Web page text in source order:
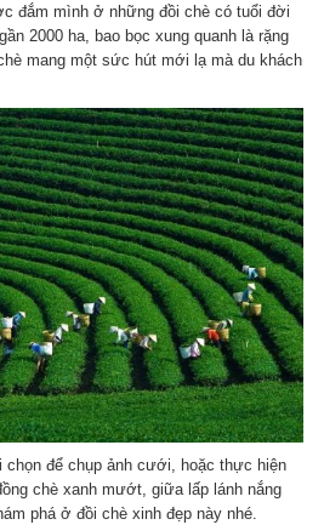
đắm mình ở những đồi chè có tuổi đời
2000 ha, bao bọc xung quanh là rặng
mang một sức hút mới lạ mà du khách
để chụp ảnh cưới, hoặc thực hiện
chè xanh mướt, giữa lấp lánh nắng
phá ở đồi chè xinh đẹp này nhé.